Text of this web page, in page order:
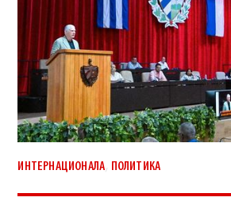
ИНТЕРНАЦИОНАЛА ПОЛИТИКА